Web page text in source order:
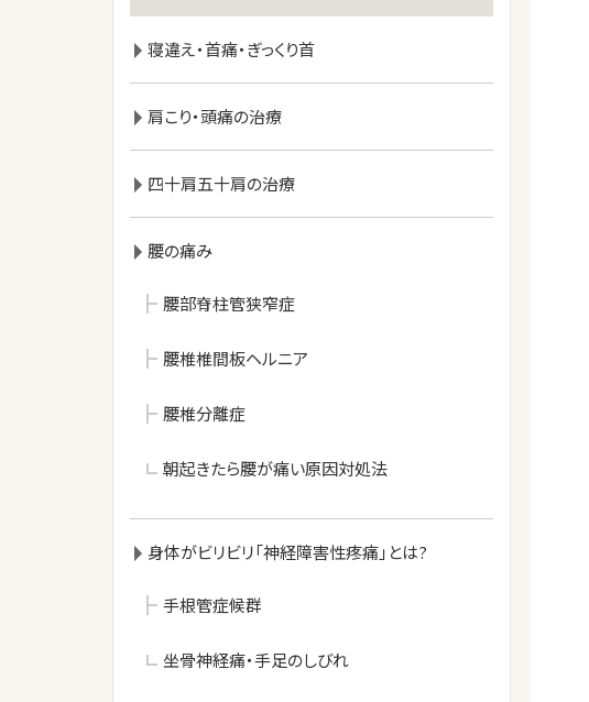
寝違え・首痛・ぎっくり首
肩こり・頭痛の治療
四十肩五十肩の治療
腰の痛み
腰部脊柱管狭窄症
腰椎椎間板ヘルニア
腰椎分離症
朝起きたら腰が痛い原因対処法
身体がビリビリ「神経障害性疼痛」とは?
手根管症候群
坐骨神経痛・手足のしびれ